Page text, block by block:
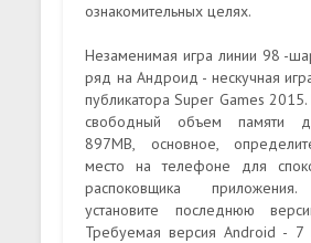
ознакомительных целях.
Незаменимая игра линии 98 -
ряд на Андроид - нескучная
публикатора Super Games
свободный объем памяти
897MB, основное,
место на телефоне для
распоковщика приложения.
установите последнюю
Требуемая версия Android - 7